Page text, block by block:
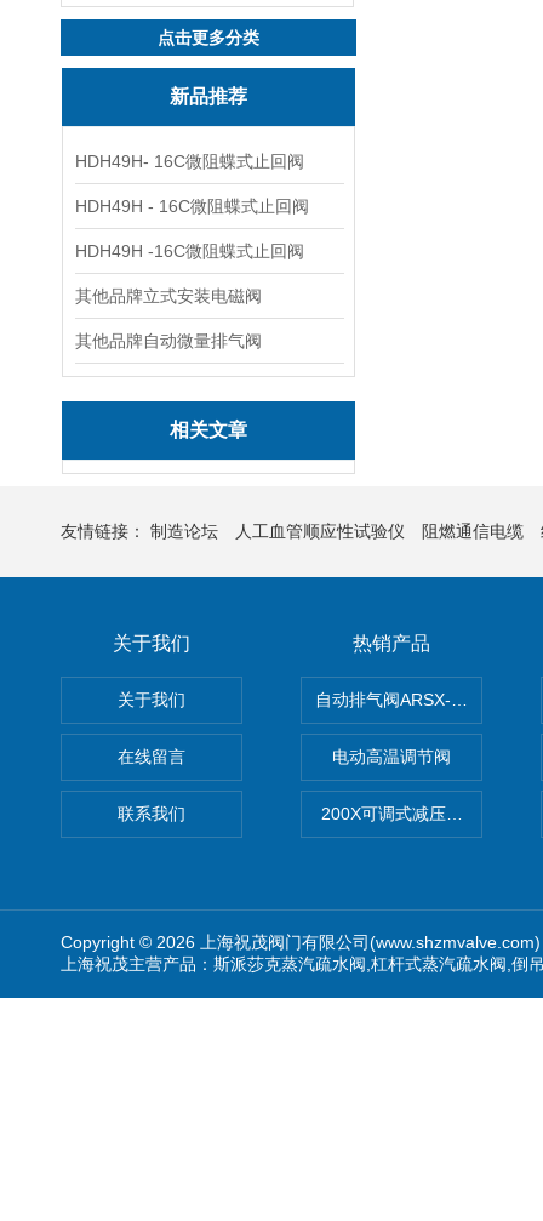
点击更多分类
新品推荐
HDH49H- 16C微阻蝶式止回阀
HDH49H - 16C微阻蝶式止回阀
HDH49H -16C微阻蝶式止回阀
其他品牌立式安装电磁阀
其他品牌自动微量排气阀
相关文章
友情链接： 制造论坛 人工血管顺应性试验仪 阻燃通信电缆
关于我们
关于我们
在线留言
联系我们
热销产品
自动排气阀ARSX-0015/
电动高温调节阀
200X可调式减压阀（减压稳
Copyright © 2026 上海祝茂阀门有限公司
上海祝茂主营产品：斯派莎克蒸汽疏水阀,杠杆式蒸汽疏水阀,倒